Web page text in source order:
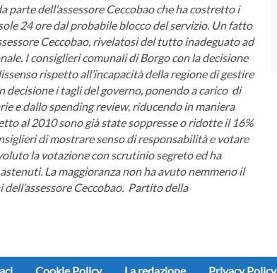
dell’assessore Ceccobao che ha costretto i
24 ore dal probabile blocco del servizio. Un fatto
Ceccobao, rivelatosi del tutto inadeguato ad
I consiglieri comunali di Borgo con la decisione
rispetto all’incapacità della regione di gestire
i tagli del governo, ponendo a carico di
e dallo spending review, riducendo in maniera
al 2010 sono già state soppresse o ridotte il 16%
di mostrare senso di responsabilità e votare
la votazione con scrutinio segreto ed ha
La maggioranza non ha avuto nemmeno il
Ceccobao. Partito della